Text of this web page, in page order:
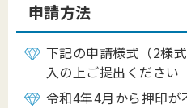
申請方法
下記の申請様式（2様
入の上ご提出ください
令和4年4月から押印が